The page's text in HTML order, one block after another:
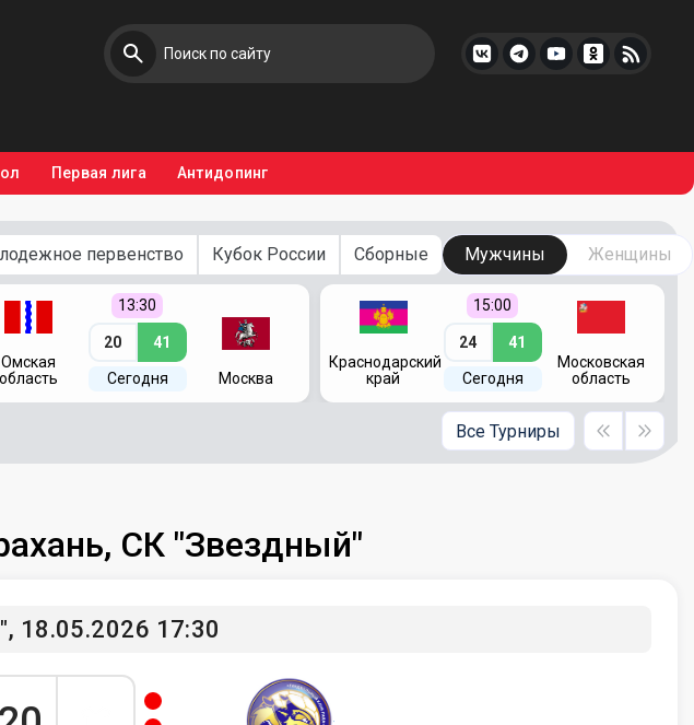
Первая лига Антидопинг
первенство Кубок России Сборные Мужчины Женщины
Омская
область
13:30
20 41
Сегодня Москва
Краснодарский
край
15:00
24 41
Сегодня
Московская
область
Все Турниры
СК "Звездный"
18.05.2026 17:30